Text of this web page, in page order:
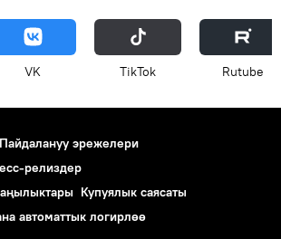
VK ТikТоk Rutube
Пайдалануу эрежелери
релиздер
Купуялык саясаты
автоматтык логирлөө